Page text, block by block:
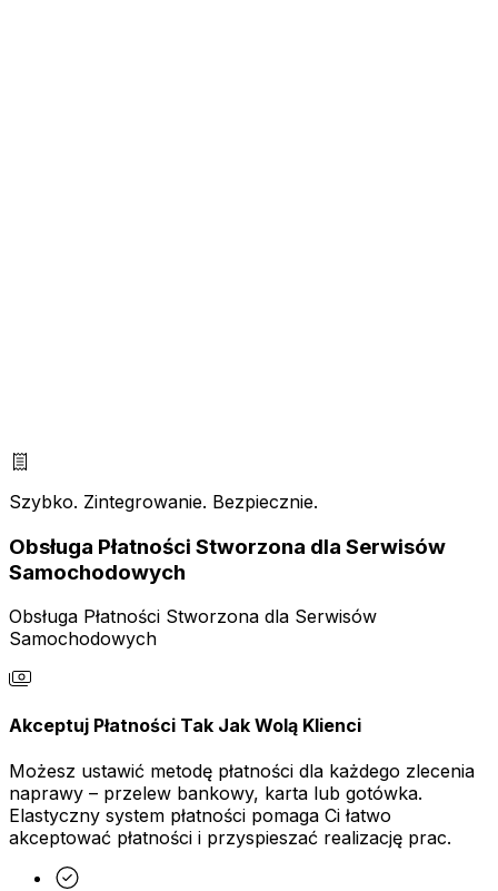
Szybko. Zintegrowanie. Bezpiecznie.
Obsługa Płatności Stworzona dla Serwisów
Samochodowych
Obsługa Płatności Stworzona dla Serwisów
Samochodowych
Akceptuj Płatności Tak Jak Wolą Klienci
Możesz ustawić metodę płatności dla każdego zlecenia
naprawy – przelew bankowy, karta lub gotówka.
Elastyczny system płatności pomaga Ci łatwo
akceptować płatności i przyspieszać realizację prac.